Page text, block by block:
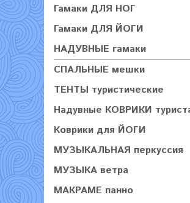
Гамаки ДЛЯ НОГ
Гамаки ДЛЯ ЙОГИ
НАДУВНЫЕ гамаки
СПАЛЬНЫЕ мешки
ТЕНТЫ туристические
Надувные КОВРИКИ
Коврики для ЙОГИ
МУЗЫКАЛЬНАЯ перкуссия
МУЗЫКА ветра
МАКРАМЕ панно